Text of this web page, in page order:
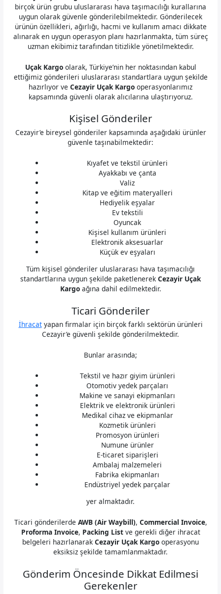
birçok ürün grubu uluslararası hava taşımacılığı kurallarına
uygun olarak güvenle gönderilebilmektedir. Gönderilecek
ürünün özellikleri, ağırlığı, hacmi ve kullanım amacı dikkate
alınarak en uygun operasyon planı hazırlanmakta, tüm süreç
uzman ekibimiz tarafından titizlikle yönetilmektedir.
Uçak Kargoolarak, Türkiye’nin her noktasından kabul
ettiğimiz gönderileri uluslararası standartlara uygun şekilde
hazırlıyor ve Cezayir Uçak Kargo operasyonlarımız
kapsamında güvenli olarak alıcılarına ulaştırıyoruz.
Kişisel Gönderiler
Cezayir’e bireysel gönderiler kapsamında aşağıdaki ürünler
güvenle taşınabilmektedir:
Kıyafet ve tekstil ürünleri
Ayakkabı ve çanta
Valiz
Kitap ve eğitim materyalleri
Hediyelik eşyalar
Ev tekstili
Oyuncak
Kişisel kullanım ürünleri
Elektronik aksesuarlar
Küçük ev eşyaları
Tüm kişisel gönderiler uluslararası hava taşımacılığı
standartlarına uygun şekilde paketlenerek Cezayir Uçak
Kargoağına dahil edilmektedir.
Ticari Gönderiler
İhracatyapan firmalar için birçok farklı sektörün ürünleri
Cezayir’e güvenli şekilde gönderilmektedir.
Bunlar arasında;
Tekstil ve hazır giyim ürünleri
Otomotiv yedek parçaları
Makine ve sanayi ekipmanları
Elektrik ve elektronik ürünleri
Medikal cihaz ve ekipmanlar
Kozmetik ürünleri
Promosyon ürünleri
Numune ürünler
E-ticaret siparişleri
Ambalaj malzemeleri
Fabrika ekipmanları
Endüstriyel yedek parçalar
yer almaktadır.
Ticari gönderilerde AWB (Air Waybill), Commercial Invoice,
Proforma Invoice, Packing Listve gerekli diğer ihracat
belgeleri hazırlanarak Cezayir Uçak Kargo operasyonu
eksiksiz şekilde tamamlanmaktadır.
Gönderim Öncesinde Dikkat Edilmesi
Gerekenler